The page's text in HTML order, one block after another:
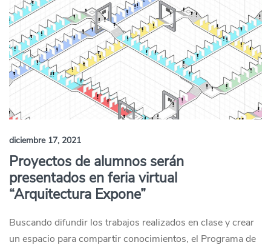
diciembre 17, 2021
Proyectos de alumnos serán
presentados en feria virtual
“Arquitectura Expone”
Buscando difundir los trabajos realizados en clase y crear
un espacio para compartir conocimientos, el Programa de